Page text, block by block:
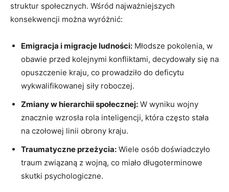
struktur społecznych. ⁢Wśród najważniejszych
konsekwencji można wyróżnić:
Emigracja i migracje ludności: Młodsze pokolenia, w
obawie ⁢przed kolejnymi konfliktami, decydowały się na
opuszczenie kraju, co prowadziło do deficytu
wykwalifikowanej siły roboczej.
Zmiany w hierarchii⁤ społecznej: W wyniku wojny
znacznie wzrosła rola inteligencji, która często stała
na czołowej linii⁤ obrony kraju.
Traumatyczne ‍przeżycia: Wiele osób doświadczyło
⁣traum związaną z wojną, co miało długoterminowe
skutki psychologiczne.